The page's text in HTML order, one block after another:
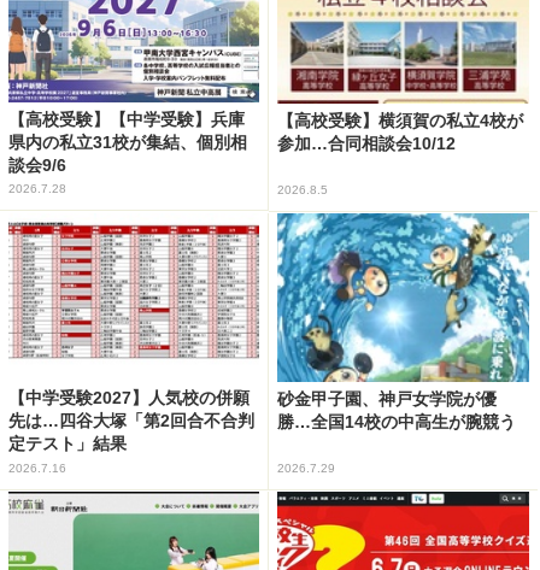
【高校受験】【中学受験】兵庫
県内の私立31校が集結、個別相
談会9/6
2026.7.28
【高校受験】横須賀の私立4校が
参加…合同相談会10/12
2026.8.5
【中学受験2027】人気校の併願
先は…四谷大塚「第2回合不合判
定テスト」結果
2026.7.16
砂金甲子園、神戸女学院が優
勝…全国14校の中高生が腕競う
2026.7.29